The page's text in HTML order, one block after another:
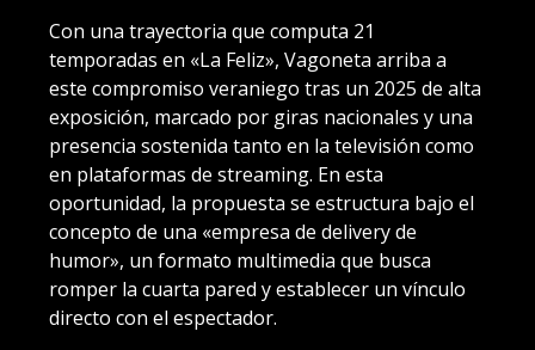
Con una trayectoria que computa 21
temporadas en «La Feliz», Vagoneta arriba a
este compromiso veraniego tras un 2025 de alta
exposición, marcado por giras nacionales y una
presencia sostenida tanto en la televisión como
en plataformas de streaming. En esta
oportunidad, la propuesta se estructura bajo el
concepto de una «empresa de delivery de
humor», un formato multimedia que busca
romper la cuarta pared y establecer un vínculo
directo con el espectador.